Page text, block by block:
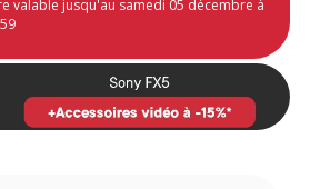
valable jusqu'au samedi 05 décembre à